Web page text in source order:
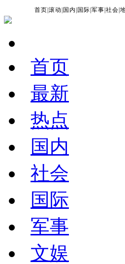
首页 |滚动 国内 国际 |军事 |社会 |
首页
最新
热点
国内
社会
国际
军事
文娱